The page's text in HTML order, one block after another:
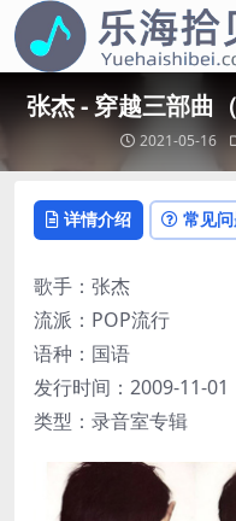
张杰 - 穿越三部曲
2021-05-16
详情介绍 常见
歌手：张杰
流派：POP流行
语种：国语
发行时间：2009-11-01
类型：录音室专辑